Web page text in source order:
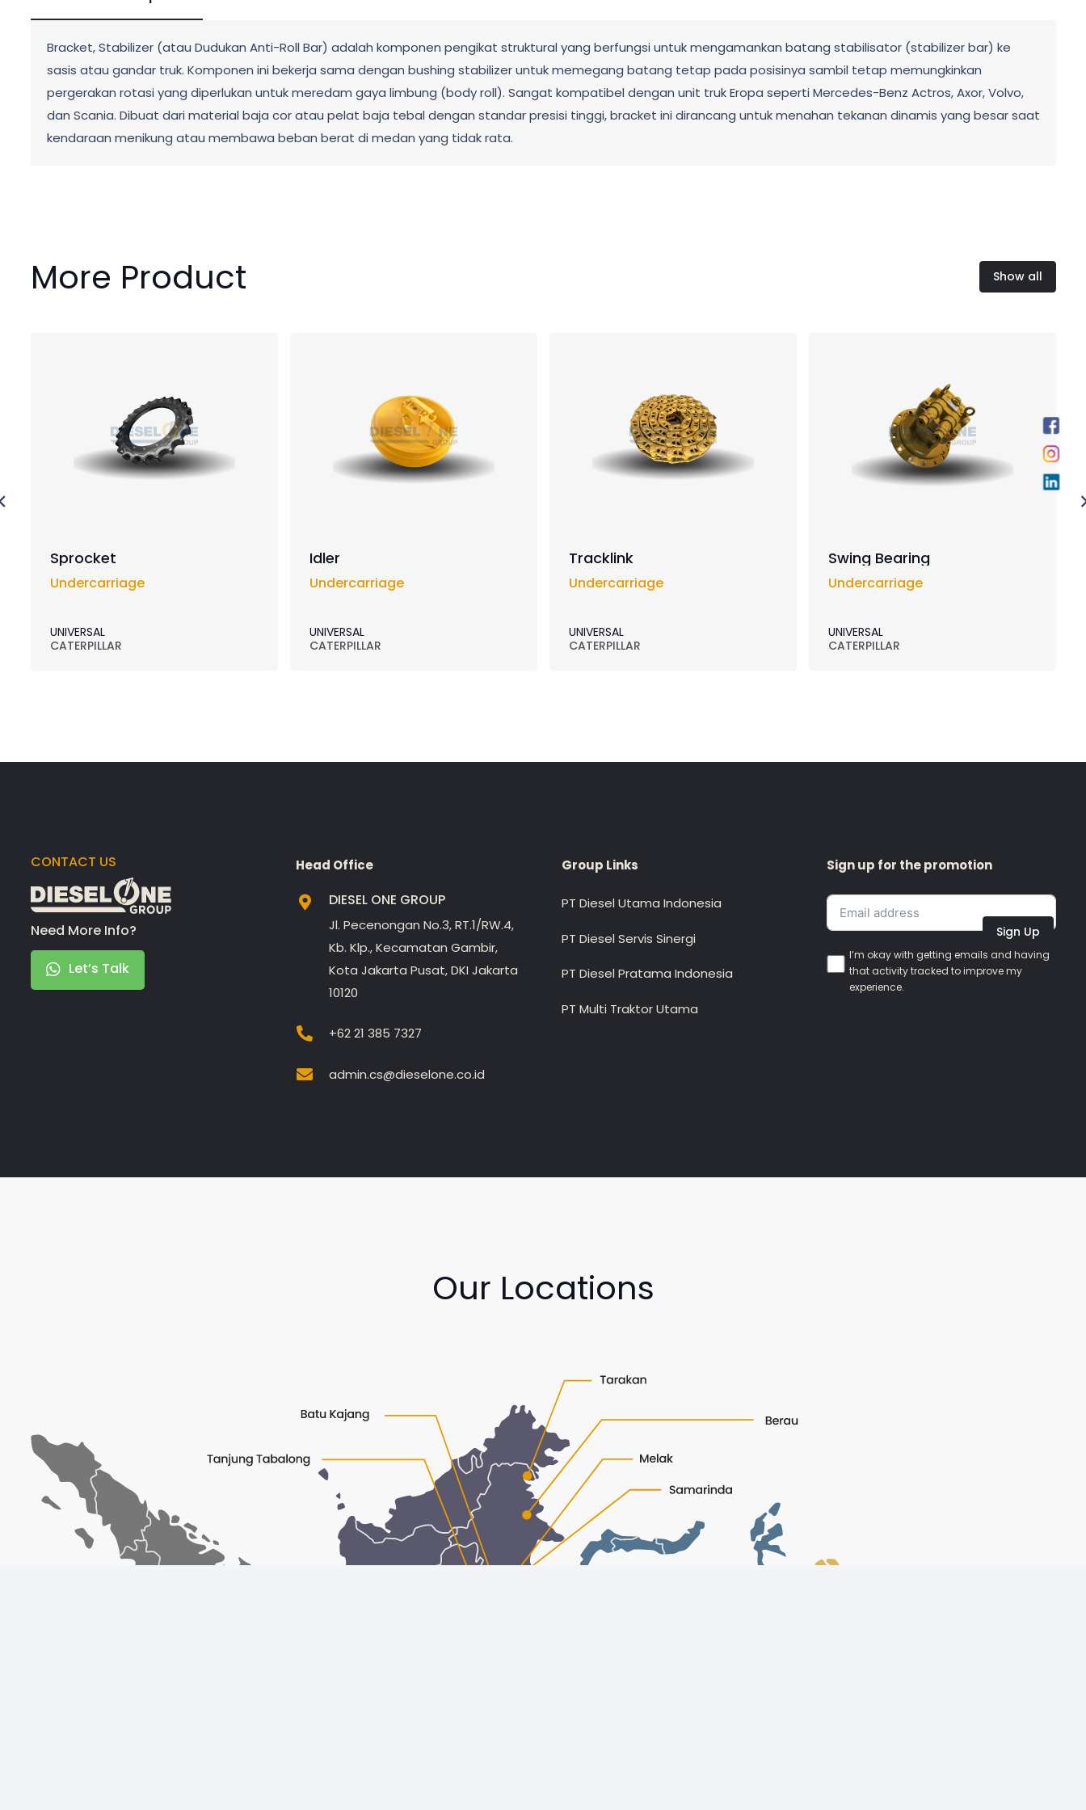
Bracket, Stabilizer (atau Dudukan Anti-Roll Bar) adalah komponen pengikat struktural yang berfungsi untuk mengamankan batang stabilisator (stabilizer bar) ke
sasis atau gandar truk. Komponen ini bekerja sama dengan bushing stabilizer untuk memegang batang tetap pada posisinya sambil tetap memungkinkan
pergerakan rotasi yang diperlukan untuk meredam gaya limbung (body roll). Sangat kompatibel dengan unit truk Eropa seperti Mercedes-Benz Actros, Axor, Volvo,
dan Scania. Dibuat dari material baja cor atau pelat baja tebal dengan standar presisi tinggi, bracket ini dirancang untuk menahan tekanan dinamis yang besar saat
kendaraan menikung atau membawa beban berat di medan yang tidak rata.
More Product Show all
Sprocket
Undercarriage
UNIVERSAL
CATERPILLAR
Idler
Undercarriage
UNIVERSAL
CATERPILLAR
Tracklink
Undercarriage
UNIVERSAL
CATERPILLAR
Swing Bearing
Undercarriage
UNIVERSAL
CATERPILLAR
CONTACT US
Need More Info?
Let’s Talk
Head Office
DIESEL ONE GROUP
Jl. Pecenongan No.3, RT.1/RW.4,
Kb. Klp., Kecamatan Gambir,
Kota Jakarta Pusat, DKI Jakarta
10120
+62 21 385 7327
admin.cs@dieselone.co.id
Group Links
PT Diesel Utama Indonesia
PT Diesel Servis Sinergi
PT Diesel Pratama Indonesia
PT Multi Traktor Utama
Sign up for the promotion
Sign Up
I’m okay with getting emails and having
that activity tracked to improve my
experience.
Our Locations